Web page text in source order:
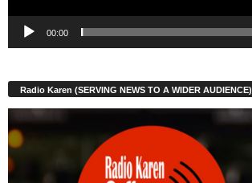
00:00
Radio Karen (SERVING NEWS TO A WIDER AUDIENCE)